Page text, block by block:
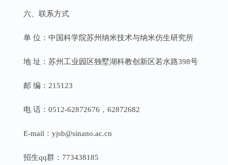
六、联系方式
单 位：中国科学院苏州纳米技术与纳米仿生研究所
地 址：苏州工业园区独墅湖科教创新区若水路398号
邮 编： 215123
电 话： 0512-62872676 ， 62872682
E-mail ： yjsb@sinano.ac.cn
招生qq群： 773438185